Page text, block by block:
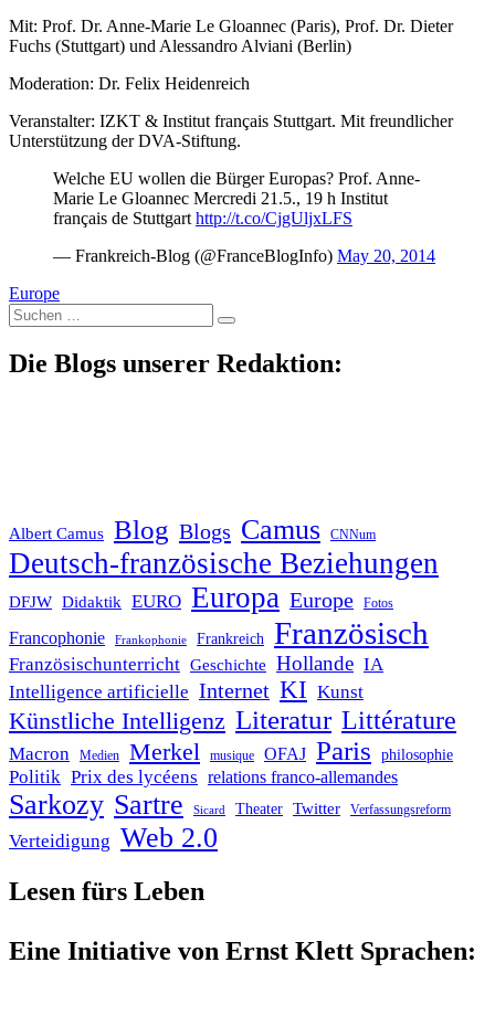
Mit: Prof. Dr. Anne-Marie Le Gloannec (Paris), Prof. Dr. Dieter
Fuchs (Stuttgart) und Alessandro Alviani (Berlin)
Moderation: Dr. Felix Heidenreich
Veranstalter: IZKT & Institut français Stuttgart. Mit freundlicher
Unterstützung der DVA-Stiftung.
Welche EU wollen die Bürger Europas? Prof. Anne-
Marie Le Gloannec Mercredi 21.5., 19 h Institut
français de Stuttgarthttp://t.co/CjgUljxLFS
— Frankreich-Blog (@FranceBlogInfo) May 20, 2014
Europe
Suche
nach:
Die Blogs unserer Redaktion:
Albert Camus Blog Blogs Camus CNNum
Deutsch-französische Beziehungen
DFJW Didaktik EURO Europa Europe Fotos
Francophonie Frankophonie Frankreich Französisch
Französischunterricht Geschichte Hollande IA
Intelligence artificielle Internet KI Kunst
Künstliche Intelligenz Literatur Littérature
Macron Medien Merkel musique OFAJ Paris philosophie
Politik Prix des lycéens relations franco-allemandes
Sarkozy Sartre Sicard Theater Twitter Verfassungsreform
Verteidigung Web 2.0
Lesen fürs Leben
Eine Initiative von Ernst Klett Sprachen: